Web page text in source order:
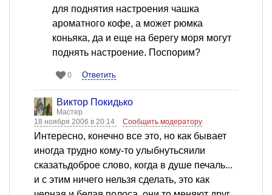
для поднятия настроения чашка
ароматного кофе, а может рюмка
коньяка, да и еще на берегу моря могут
поднять настроение. Поспорим?
0 Ответить
Виктор Покидько
Мастер
18 ноября 2006 в 20:14
Сообщить модератору
Интересно, конечно все это, но как бывает
иногда трудно кому-то улыбнутьсяили
сказатьдоброе слово, когда в душе печаль...
и с этим ничего нельзя сделать, это как